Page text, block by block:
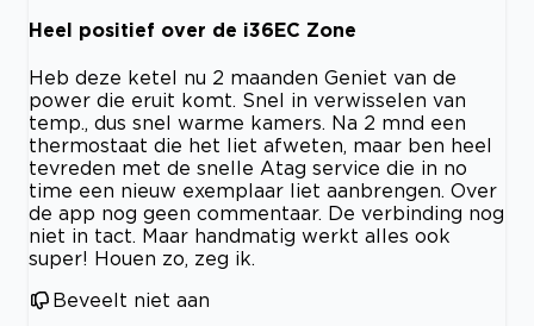
Heel positief over de i36EC Zone
Heb deze ketel nu 2 maanden Geniet van de
power die eruit komt. Snel in verwisselen van
temp., dus snel warme kamers. Na 2 mnd een
thermostaat die het liet afweten, maar ben heel
tevreden met de snelle Atag service die in no
time een nieuw exemplaar liet aanbrengen. Over
de app nog geen commentaar. De verbinding nog
niet in tact. Maar handmatig werkt alles ook
super! Houen zo, zeg ik.
Beveelt niet aan